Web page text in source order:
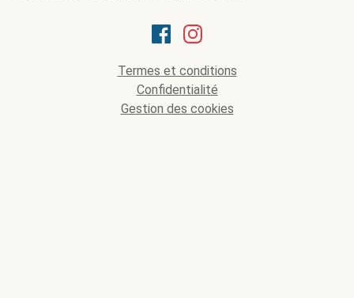
Termes et conditions
Confidentialité
Gestion des cookies